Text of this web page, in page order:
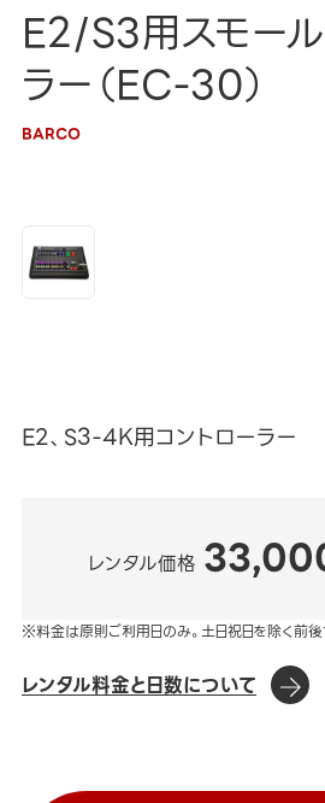
E2/S3用スモー
ラー（EC-30）
BARCO
E2、S3-4K用コントローラー
レンタル価格
※料金は原則ご利用日のみ。土日祝日を除く前後
レンタル料金と日数について